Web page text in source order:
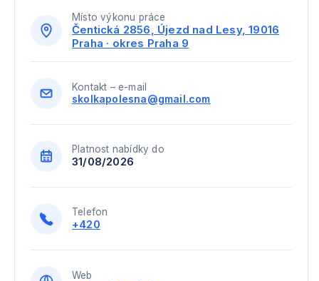
Místo výkonu práce
Čentická 2856, Újezd nad Lesy, 19016
Praha · okres Praha 9
Kontakt – e-mail
skolkapolesna@gmail.com
Platnost nabídky do
31/08/2026
Telefon
+420
Web